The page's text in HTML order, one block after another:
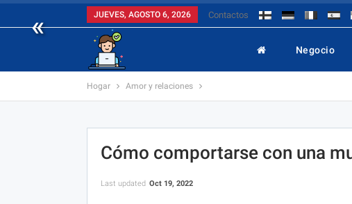
« JUEVES, AGOSTO 6, 2026 Contactos
Negocio
Hogar Amor y relaciones
Cómo comportarse con una
Last updated Oct 19, 2022